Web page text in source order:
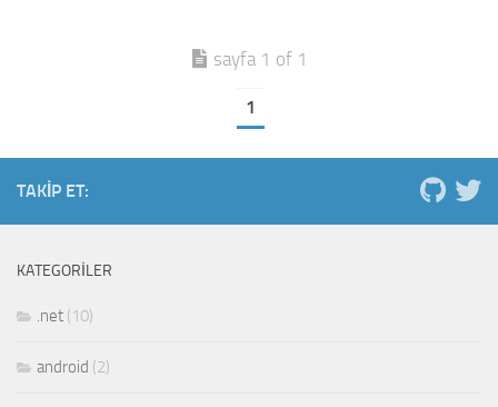
sayfa 1 of 1
1
TAKIP ET:
KATEGORILER
.net (10)
android (2)